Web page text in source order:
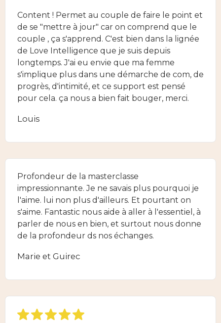
Content ! Permet au couple de faire le point et
de se "mettre à jour" car on comprend que le
couple , ça s'apprend. C'est bien dans la lignée
de Love Intelligence que je suis depuis
longtemps. J'ai eu envie que ma femme
s'implique plus dans une démarche de com, de
progrès, d'intimité, et ce support est pensé
pour cela. ça nous a bien fait bouger, merci.
Louis
Profondeur de la masterclasse
impressionnante. Je ne savais plus pourquoi je
l'aime. lui non plus d'ailleurs. Et pourtant on
s'aime. Fantastic nous aide à aller à l'essentiel, à
parler de nous en bien, et surtout nous donne
de la profondeur ds nos échanges.
Marie et Guirec